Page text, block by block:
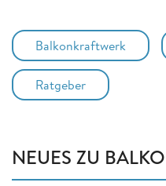
Balkonkraftwerk
Ratgeber
NEUES ZU